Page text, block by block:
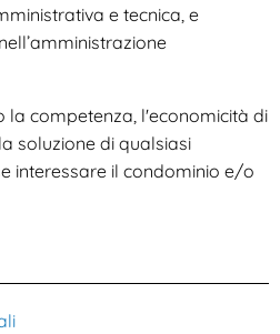
e tecnica, e
la competenza, l'economicità di
soluzione di qualsiasi
interessare il condominio e/o